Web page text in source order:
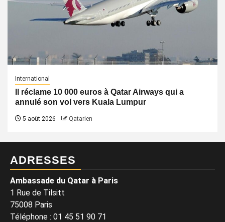
International
Il réclame 10 000 euros à Qatar Airways qui a
annulé son vol vers Kuala Lumpur
5 août 2026 Qatarien
ADRESSES
Ambassade du Qatar à Paris
1 Rue de Tilsitt
75008 Paris
Téléphone : 01 45 51 90 71